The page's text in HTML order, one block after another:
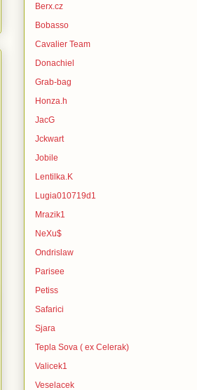
Berx.cz
Bobasso
Cavalier Team
Donachiel
Grab-bag
Honza.h
JacG
Jckwart
Jobile
Lentilka.K
Lugia010719d1
Mrazik1
NeXu$
Ondrislaw
Parisee
Petiss
Safarici
Sjara
Tepla Sova ( ex Celerak)
Valicek1
Veselacek